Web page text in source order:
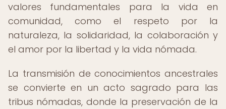
valores fundamentales para la vida en
comunidad, como el respeto por la
naturaleza, la solidaridad, la colaboración y
el amor por la libertad y la vida nómada.
La transmisión de conocimientos ancestrales
se convierte en un acto sagrado para las
tribus nómadas, donde la preservación de la